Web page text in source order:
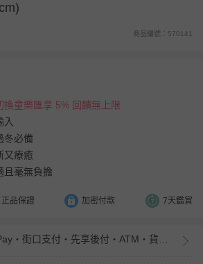
商品編號：570141
換童樂匯享 5% 回饋無上限
入
冬必備
又療癒
且毫無負擔
正品保證 加密付款 7天鑑賞